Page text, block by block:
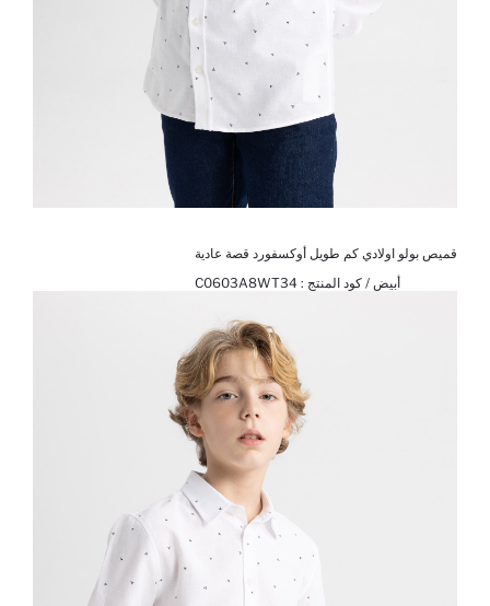
قميص بولو اولادي كم طويل أوكسفورد قصة عادية
أبيض / كود المنتج : C0603A8WT34